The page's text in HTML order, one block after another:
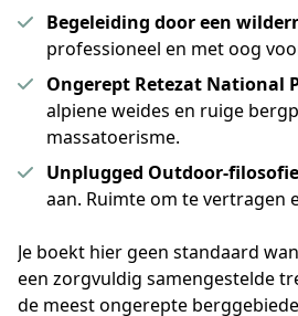
Begeleiding door een
professioneel en met oog
Ongerept Retezat National
alpiene weides en ruige
massatoerisme.
Unplugged Outdoor-filosofie
aan. Ruimte om te vertragen
Je boekt hier geen standaard
een zorgvuldig samengestelde
de meest ongerepte